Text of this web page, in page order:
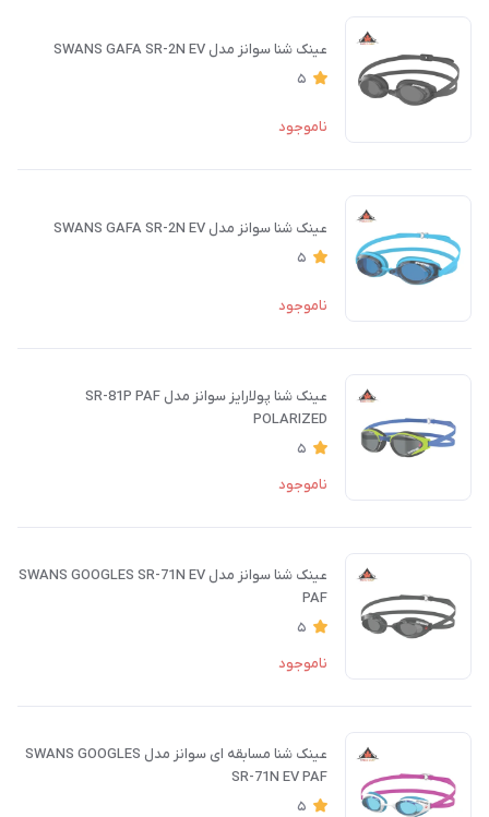
عینک شنا سوانز مدل SWANS GAFA SR-2N EV
5
ناموجود
عینک شنا سوانز مدل SWANS GAFA SR-2N EV
5
ناموجود
عینک شنا پولارایز سوانز مدل SR-81P PAF
POLARIZED
5
ناموجود
عینک شنا سوانز مدل SWANS GOOGLES SR-71N EV
PAF
5
ناموجود
عینک شنا مسابقه ای سوانز مدل SWANS GOOGLES
SR-71N EV PAF
5